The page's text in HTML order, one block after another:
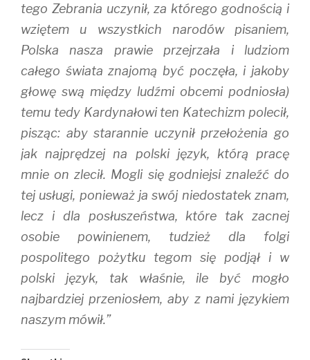
tego Zebrania uczynił, za którego godnością i
wziętem u wszystkich narodów pisaniem,
Polska nasza prawie przejrzała i ludziom
całego świata znajomą być poczęła, i jakoby
głowę swą między ludźmi obcemi podniosła)
temu tedy Kardynałowi ten Katechizm polecił,
pisząc: aby starannie uczynił przełożenia go
jak najprędzej na polski język, którą pracę
mnie on zlecił. Mogli się godniejsi znaleźć do
tej usługi, ponieważ ja swój niedostatek znam,
lecz i dla posłuszeństwa, które tak zacnej
osobie powinienem, tudzież dla folgi
pospolitego pożytku tegom się podjął i w
polski język, tak właśnie, ile być mogło
najbardziej przeniosłem, aby z nami językiem
naszym mówił.”